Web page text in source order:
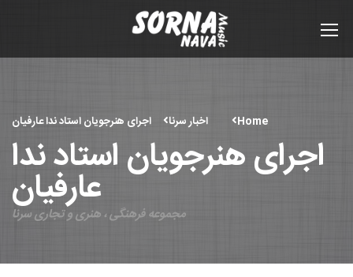
Home اخبار سرنا اجرای هنرجویان استاد ندا عارفیان
اجرای هنرجویان استاد ندا
عارفیان
مجموعه فرهنگی ، هنری و تجاری سرنا